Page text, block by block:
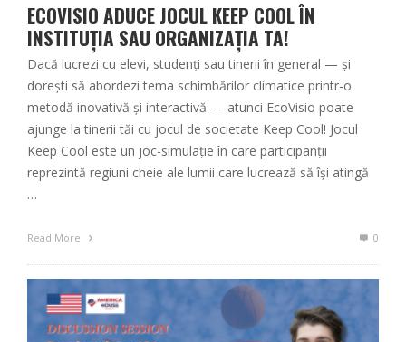
ECOVISIO ADUCE JOCUL KEEP COOL ÎN
INSTITUȚIA SAU ORGANIZAȚIA TA!
Dacă lucrezi cu elevi, studenți sau tinerii în general — și
dorești să abordezi tema schimbărilor climatice printr-o
metodă inovativă și interactivă — atunci EcoVisio poate
ajunge la tinerii tăi cu jocul de societate Keep Cool! Jocul
Keep Cool este un joc-simulație în care participanții
reprezintă regiuni cheie ale lumii care lucrează să își atingă
…
Read More 0